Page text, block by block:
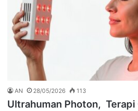
AN 28/05/2026 113
Ultrahuman Photon, Terapi